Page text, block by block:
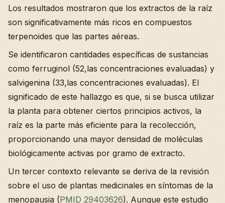
Los resultados mostraron que los extractos de la raíz
son significativamente más ricos en compuestos
terpenoides que las partes aéreas.
Se identificaron cantidades específicas de sustancias
como ferruginol (52,las concentraciones evaluadas) y
salvigenina (33,las concentraciones evaluadas). El
significado de este hallazgo es que, si se busca utilizar
la planta para obtener ciertos principios activos, la
raíz es la parte más eficiente para la recolección,
proporcionando una mayor densidad de moléculas
biológicamente activas por gramo de extracto.
Un tercer contexto relevante se deriva de la revisión
sobre el uso de plantas medicinales en síntomas de la
menopausia (PMID 29403626). Aunque este estudio